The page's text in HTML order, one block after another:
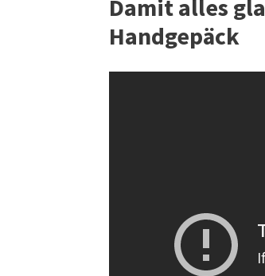
Damit alles
Handgepäck